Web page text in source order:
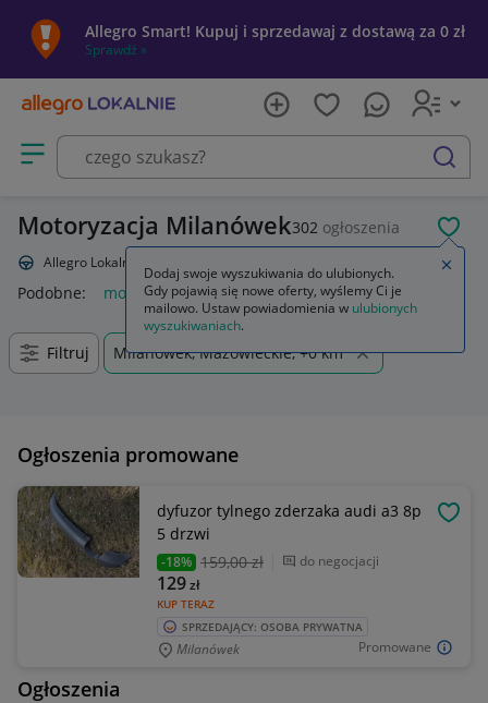
Allegro Smart! Kupuj i sprzedawaj z dostawą za 0 zł
Sprawdź »
Otwórz menu z kategoriami
szukaj
Motoryzacja Milanówek302 ogłoszenia
Allegro Lokalnie
Podobne: motoryzacja motoryzacja samochody osobowe
Filtruj Milanówek, Mazowieckie, +0 km
Ogłoszenia promowane
Promowane
dyfuzor tylnego zderzaka audi a3 8p
5 drzwi
-18% 159,00 zł do negocjacji
KUP TERAZ
129zł
SPRZEDAJĄCY: OSOBA PRYWATNA
Milanówek
Ogłoszenia
Dodaj swoje wyszukiwania do ulubionych.
Gdy pojawią się nowe oferty, wyślemy Ci je
mailowo. Ustaw powiadomienia w ulubionych
wyszukiwaniach.